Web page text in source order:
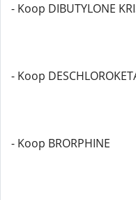
- Koop DIBUTYLONE
- Koop
- Koop BRORPHINE